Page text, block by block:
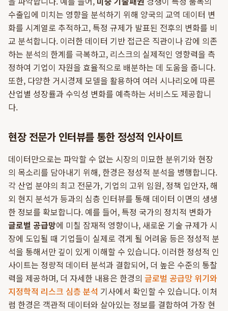
수출입에 미치는 영향을 분석하기 위해 양국의 교역 데이터 변
화를 시계열로 추적하고, 특정 규제가 발표된 전후의 변화를 비
교 분석합니다. 이러한 데이터 기반 접근은 직관이나 감에 의존
하는 분석의 한계를 극복하고, 리스크의 실제적인 영향력을 측
정하여 기업이 자원을 효율적으로 배분하는 데 도움을 줍니다.
또한, 다양한 거시경제 모델을 활용하여 여러 시나리오에 따른
산업별 성장률과 수익성 변화를 예측하는 서비스도 제공합니
다.
현장 전문가 인터뷰를 통한 정성적 인사이트
데이터만으로는 파악할 수 없는 시장의 미묘한 분위기와 현장
의 목소리를 담아내기 위해, 한경은 정성적 분석을 병행합니다.
각 산업 분야의 최고 전문가, 기업의 고위 임원, 정책 입안자, 해
외 현지 분석가 등과의 심층 인터뷰를 통해 데이터 이면의 생생
한 정보를 확보합니다. 예를 들어, 특정 국가의 정치적 변화가
글로벌 공급망에 미칠 잠재적 영향이나, 새로운 기술 규제가 시
장에 도입될 때 기업들이 실제로 겪게 될 어려움 등은 정성적 분
석을 통해서만 깊이 있게 이해할 수 있습니다. 이러한 정성적 인
사이트는 정량적 데이터 분석과 결합되어, 더 높은 수준의 통찰
력을 제공하며, 더 자세한 내용은 한경의 글로벌 공급망 위기와
지정학적 리스크 심층 분석 기사에서 확인할 수 있습니다. 이처
럼 한경은 객관적 데이터와 살아있는 정보를 결합하여 가장 현